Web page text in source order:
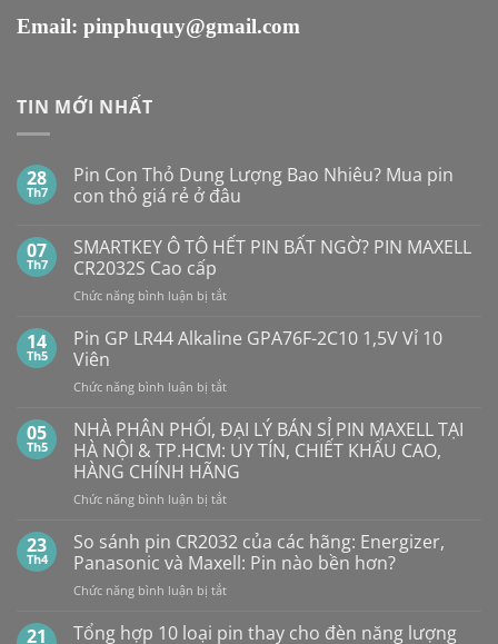
Email: pinphuquy@gmail.com
TIN MỚI NHẤT
28
Th7
Pin Con Thỏ Dung Lượng Bao Nhiêu? Mua pin
con thỏ giá rẻ ở đâu
bình
luận
ở
Pin
Con
Dung
Lượng
Bao
Nhiêu?
Mua
con
thỏ
giá
rẻ
ở
đâu
07
Th7
SMARTKEY Ô TÔ HẾT PIN BẤT NGỜ? PIN MAXELL
CR2032S Cao cấp
Chức năng bình luận bị tắtở
Ô
PIN
NGỜ?
PIN
MAXELL
CR2032S Cao
cấp
14
Th5
Pin GP LR44 Alkaline GPA76F-2C10 1,5V Vỉ 10
Viên
Chức năng bình luận bị tắtở
GP
LR44
Alkaline
GPA76F-
2C10
Vỉ
10
Viên
05
Th5
NHÀ PHÂN PHỐI, ĐẠI LÝ BÁN SỈ PIN MAXELL TẠI
HÀ NỘI & TP.HCM: UY TÍN, CHIẾT KHẤU CAO,
HÀNG CHÍNH HÃNG
Chức năng bình luận bị tắtở
PHÂN
PHỐI,
ĐẠI
LÝ
SỈ
23
Th4
So sánh pin CR2032 của các hãng: Energizer,
Panasonic và Maxell: Pin nào bền hơn?
Chức năng bình luận bị tắtở
sánh
21
Tổng hợp 10 loại pin thay cho đèn năng lượng